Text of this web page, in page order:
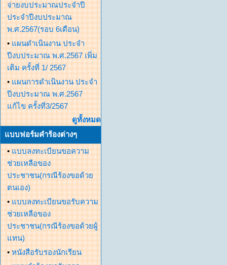
จ่ายงบประมาณประจำปี
ประจำปีงบประมาณ
พ.ศ.2567(รอบ 6เดือน)
• แผนดำเนินงาน ประจำ
ปีงบประมาณ พ.ศ.2567 เพิ่ม
เติม ครั้งที่ 1/ 2567
• แผนการดำเนินงาน ประจำ
ปีงบประมาณ พ.ศ.2567
แก้ไข ครั้งที่3/2567
ดูทั้งหมด
แบบฟอร์มคำร้องต่างๆ
• แบบลงทะเบียนขอความ
ช่วยเหลือของ
ประชาชน(กรณีร้องขอด้วย
ตนเอง)
• แบบลงทะเบียนขอรับความ
ช่วยเหลือของ
ประชาชน(กรณีร้องขอด้วยผู้
แทน)
• หนังสือรับรองนักเรียน